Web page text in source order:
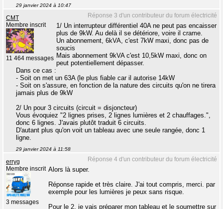
29 janvier 2024 à 10:47
Réponse 3 d'un contributeur du forum électricité
CMT
Membre inscrit
11 464 messages
1/ Un interrupteur différentiel 40A ne peut pas encaisser
plus de 9kW. Au delà il se détériore, voire il crame.
Un abonnement, 6kVA, c'est 7kW maxi, donc pas de
soucis
Mais abonnement 9kVA c'est 10,5kW maxi, donc on
peut potentiellement dépasser.
Dans ce cas :
- Soit on met un 63A (le plus fiable car il autorise 14kW
- Soit on s'assure, en fonction de la nature des circuits qu'on ne tirera
jamais plus de 9kW
2/ Un pour 3 circuits (circuit = disjoncteur)
Vous évoquiez "2 lignes prises, 2 lignes lumières et 2 chauffages.",
donc 6 lignes. J'avais plutôt traduit 6 circuits.
D'autant plus qu'on voit un tableau avec une seule rangée, donc 1
ligne.
29 janvier 2024 à 11:58
Réponse 4 d'un contributeur du forum électricité
erryg
Membre inscrit
3 messages
Alors là super.
Réponse rapide et très claire. J'ai tout compris, merci. par
exemple pour les lumières je peux sans risque.
Pour le 2, je vais préparer mon tableau et le soumettre sur